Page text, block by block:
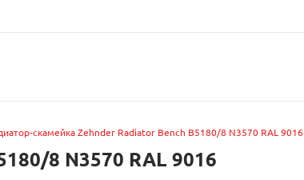
скамейка Zehnder Radiator Bench B5180/8 N3570 RAL 9016
8 N3570 RAL 9016